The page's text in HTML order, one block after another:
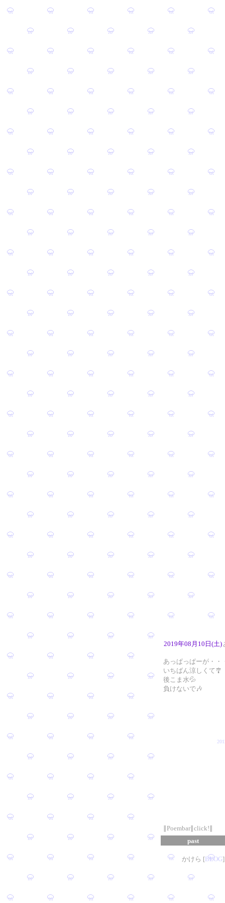
2019年08月10日(土)
あっぱっぱーが・・
いちばん涼しくて🎐
後こま水💦
負けないで🎶
∥Poembar∥click!∥
past
かけら [BLOG